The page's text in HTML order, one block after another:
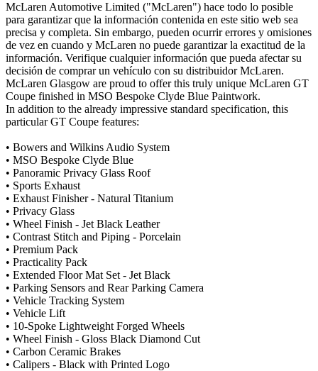
McLaren Automotive Limited ("McLaren") hace todo lo posible
para garantizar que la información contenida en este sitio web sea
precisa y completa. Sin embargo, pueden ocurrir errores y omisiones
de vez en cuando y McLaren no puede garantizar la exactitud de la
información. Verifique cualquier información que pueda afectar su
decisión de comprar un vehículo con su distribuidor McLaren.
McLaren Glasgow are proud to offer this truly unique McLaren GT
Coupe finished in MSO Bespoke Clyde Blue Paintwork.
In addition to the already impressive standard specification, this
particular GT Coupe features:
• Bowers and Wilkins Audio System
• MSO Bespoke Clyde Blue
• Panoramic Privacy Glass Roof
• Sports Exhaust
• Exhaust Finisher - Natural Titanium
• Privacy Glass
• Wheel Finish - Jet Black Leather
• Contrast Stitch and Piping - Porcelain
• Premium Pack
• Practicality Pack
• Extended Floor Mat Set - Jet Black
• Parking Sensors and Rear Parking Camera
• Vehicle Tracking System
• Vehicle Lift
• 10-Spoke Lightweight Forged Wheels
• Wheel Finish - Gloss Black Diamond Cut
• Carbon Ceramic Brakes
• Calipers - Black with Printed Logo